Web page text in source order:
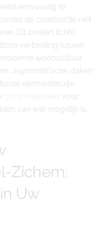
eenvoudig te
de constructie niet
Dit creëert lichte,
verbinding tussen
wooncultuur.
asymmetrische daken
elementen zijn
onze realisaties voor
van wat mogelijk is.
Zichem:
Uw